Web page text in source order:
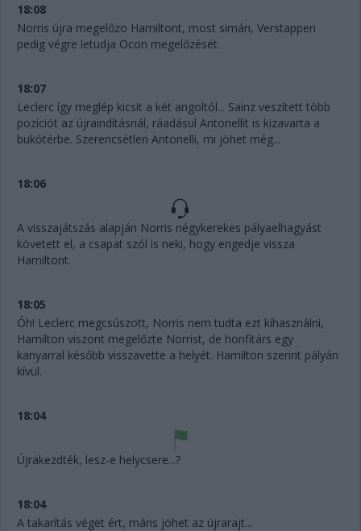
18:08
Norris újra megelőzo Hamiltont, most simán, Verstappen
pedig végre letudja Ocon megelőzését.
18:07
Leclerc így meglép kicsit a két angoltól... Sainz veszített több
pozíciót az újraindításnál, ráadásul Antonellit is kizavarta a
bukótérbe. Szerencsétlen Antonelli, mi jöhet még...
18:06
A visszajátszás alapján Norris négykerekes pályaelhagyást
követett el, a csapat szól is neki, hogy engedje vissza
Hamiltont.
18:05
Óh! Leclerc megcsúszott, Norris nem tudta ezt kihasználni,
Hamilton viszont megelőzte Norrist, de honfitárs egy
kanyarral később visszavette a helyét. Hamilton szerint pályán
kívül.
18:04
Újrakezdték, lesz-e helycsere...?
18:04
A takarítás véget ért, máris jöhet az újrarajt...